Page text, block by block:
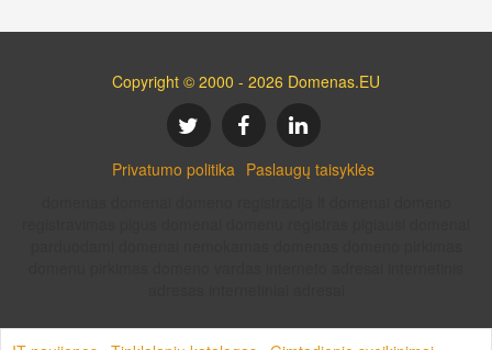
Copyright © 2000 - 2026 Domenas.EU
Privatumo politika Paslaugų taisyklės